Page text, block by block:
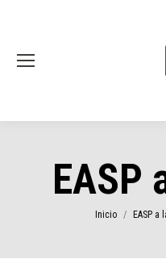
EASP
Estás aquí:
Inicio EASP a